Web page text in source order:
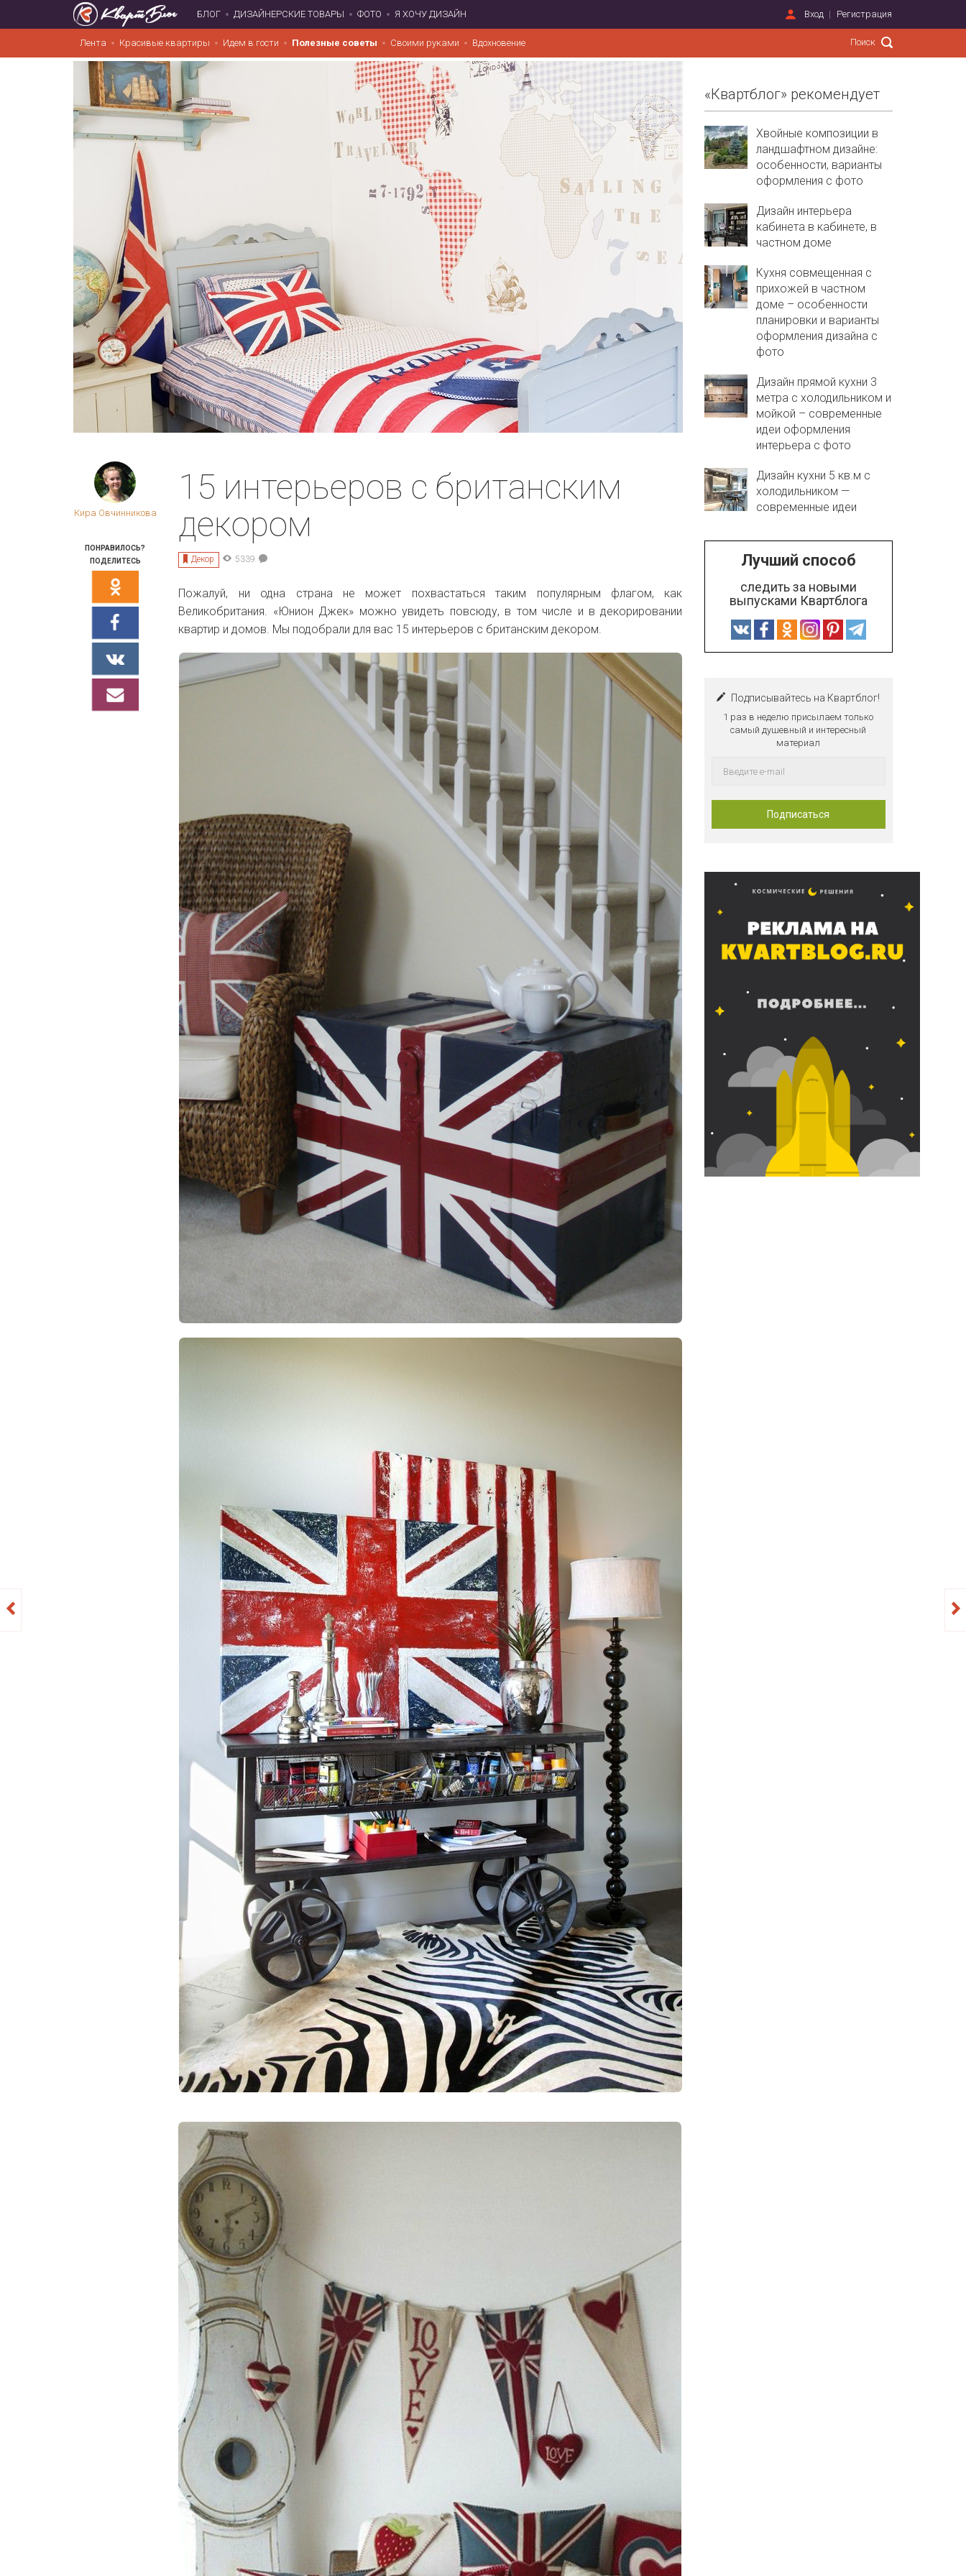
БЛОГ ДИЗАЙНЕРСКИЕ ТОВАРЫ ФОТО Я ХОЧУ ДИЗАЙН Вход Регистрация
Лента Красивые квартиры Идем в гости Полезные советы Своими руками Вдохновение
Кира Овчинникова
ПОНРАВИЛОСЬ?
ПОДЕЛИТЕСЬ
15 интерьеров с британским
декором
Декор 5339
Пожалуй, ни одна страна не может похвастаться таким популярным флагом, как
Великобритания. «Юнион Джек» можно увидеть повсюду, в том числе и в декорировании
квартир и домов. Мы подобрали для вас 15 интерьеров с британским декором.
«Квартблог» рекомендует
Хвойные композиции в
ландшафтном дизайне:
особенности, варианты
оформления с фото
Дизайн интерьера
кабинета в кабинете, в
частном доме
Кухня совмещенная с
прихожей в частном
доме – особенности
планировки и варианты
оформления дизайна с
фото
Дизайн прямой кухни 3
метра с холодильником и
мойкой – современные
идеи оформления
интерьера с фото
Дизайн кухни 5 кв.м с
холодильником —
современные идеи
Лучший способ
следить за новыми
выпусками Квартблога
Подписывайтесь на Квартблог!
1 раз в неделю присылаем только
самый душевный и интересный
материал